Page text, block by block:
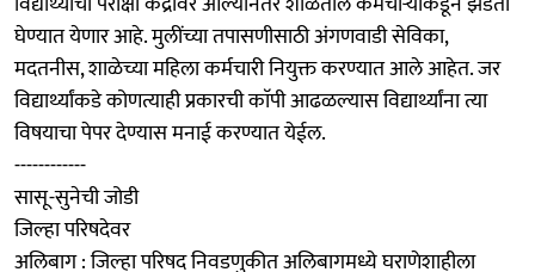
घेण्यात येणार आहे. मुलींच्या तपासणीसाठी अंगणवाडी सेविका,
मदतनीस, शाळेच्या महिला कर्मचारी नियुक्त करण्यात आले आहेत. जर
विद्यार्थ्यांकडे कोणत्याही प्रकारची काॅपी आढळल्यास विद्यार्थ्यांना त्या
विषयाचा पेपर देण्यास मनाई करण्यात येईल.
------------
सासू-सुनेची जोडी
जिल्हा परिषदेवर
अलिबाग : जिल्हा परिषद निवडणुकीत अलिबागमध्ये घराणेशाहीला